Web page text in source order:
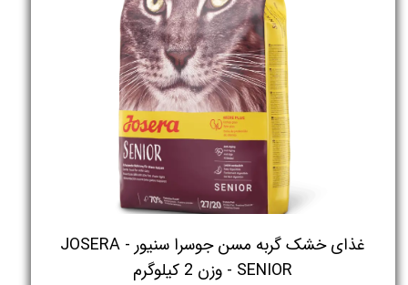
غذای خشک گربه مسن جوسرا سنیور - JOSERA
SENIOR - وزن 2 کیلوگرم